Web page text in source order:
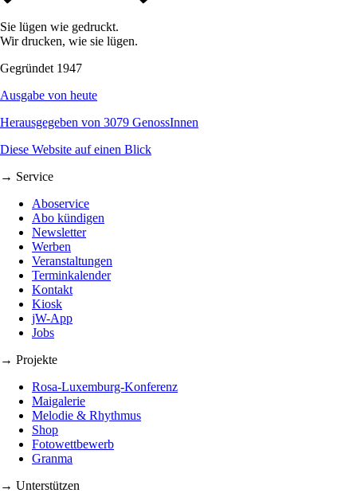
Sie lügen wie gedruckt.
Wir drucken, wie sie lügen.
Gegründet 1947
Ausgabe von heute
Herausgegeben von 3079 GenossInnen
Diese Website auf einen Blick
→ Service
Aboservice
Abo kündigen
Newsletter
Werben
Veranstaltungen
Terminkalender
Kontakt
Kiosk
jW-App
Jobs
→ Projekte
Rosa-Luxemburg-Konferenz
Maigalerie
Melodie & Rhythmus
Shop
Fotowettbewerb
Granma
→ Unterstützen